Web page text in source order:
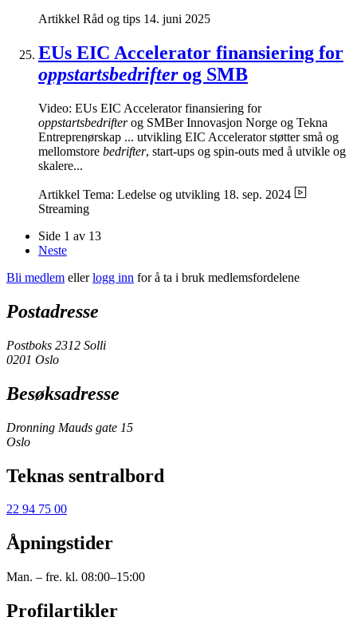
Artikkel Råd og tips 14. juni 2025
EUs EIC Accelerator finansiering for
oppstartsbedrifterog SMB
Video: EUs EIC Accelerator finansiering for
oppstartsbedrifterog SMBer Innovasjon Norge og Tekna
Entreprenørskap ... utvikling EIC Accelerator støtter små og
mellomstore bedrifter, start-ups og spin-outs med å utvikle og
skalere...
Artikkel Tema: Ledelse og utvikling 18. sep. 2024
Streaming
Side 1 av 13
Neste
Bli medlem ellerlogg inn for å ta i bruk medlemsfordelene
Postadresse
Postboks 2312 Solli
0201 Oslo
Besøksadresse
Dronning Mauds gate 15
Oslo
Teknas sentralbord
22 94 75 00
Åpningstider
Man. – fre. kl. 08:00–15:00
Profilartikler